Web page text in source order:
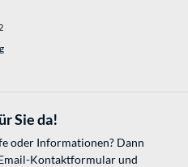
Sie da!
oder Informationen? Dann
Kontaktformularund